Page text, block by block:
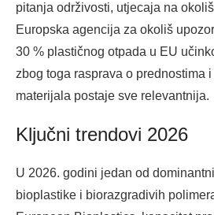
pitanja održivosti, utjecaja na
Europska agencija za okoliš
30 % plastičnog otpada u EU
zbog toga rasprava o prednostima
materijala postaje sve relevantnija.
Ključni trendovi 2026
U 2026. godini jedan od
bioplastike i biorazgradivih